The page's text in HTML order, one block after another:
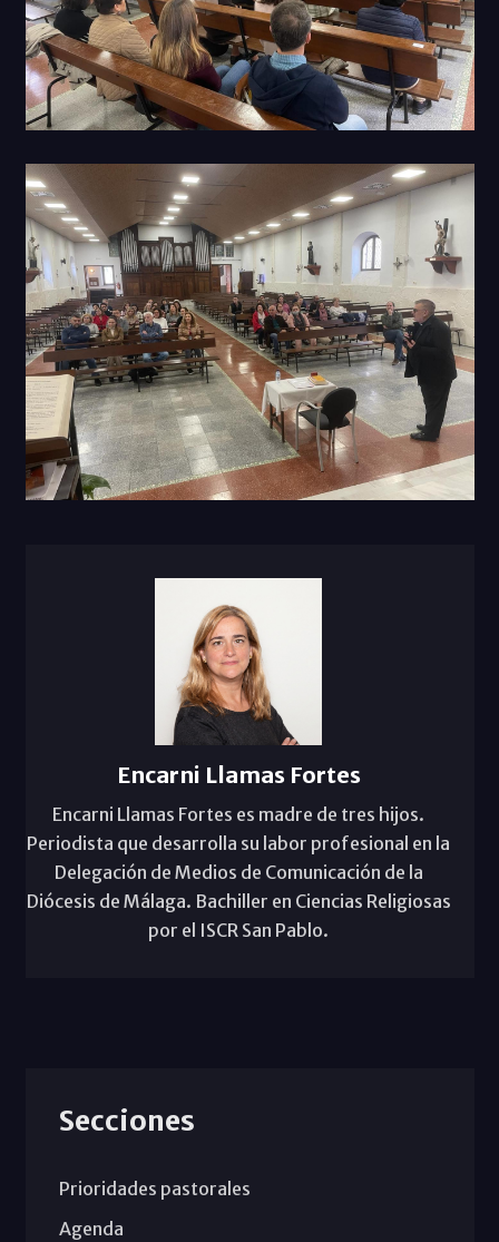
Encarni Llamas Fortes
Encarni Llamas Fortes es madre de tres hijos.
Periodista que desarrolla su labor profesional en la
Delegación de Medios de Comunicación de la
Diócesis de Málaga. Bachiller en Ciencias Religiosas
por el ISCR San Pablo.
Secciones
Prioridades pastorales
Agenda